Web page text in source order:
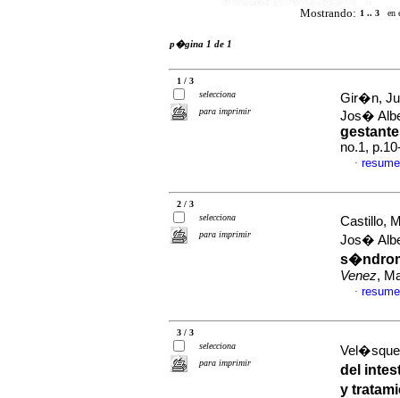
Mostrando: 1 .. 3 en
p�gina 1 de 1
1 / 3
selecciona
para imprimir
Gir�n,
Jos�
no.1,
·
2 / 3
selecciona
para imprimir
Castillo,
Jos�
Venez,
·
3 / 3
selecciona
para imprimir
del
y